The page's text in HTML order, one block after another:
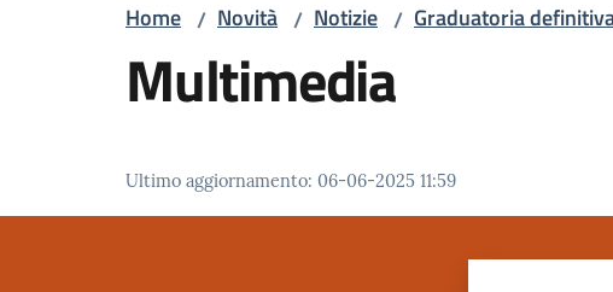
Home / Novità / Notizie / Graduatoria
Multimedia
Ultimo aggiornamento: 06-06-2025 11:59